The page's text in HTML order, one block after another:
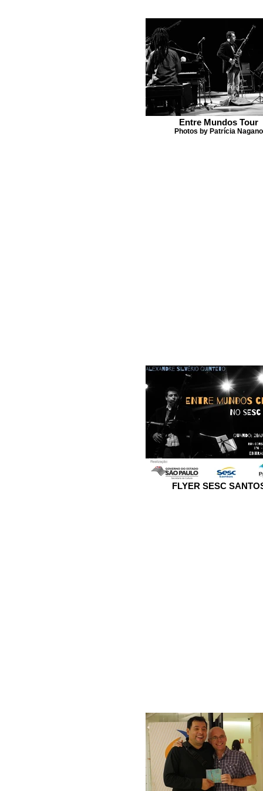
Entre Mundos Tour
Photos by Patrícia Nagano
FLYER SESC